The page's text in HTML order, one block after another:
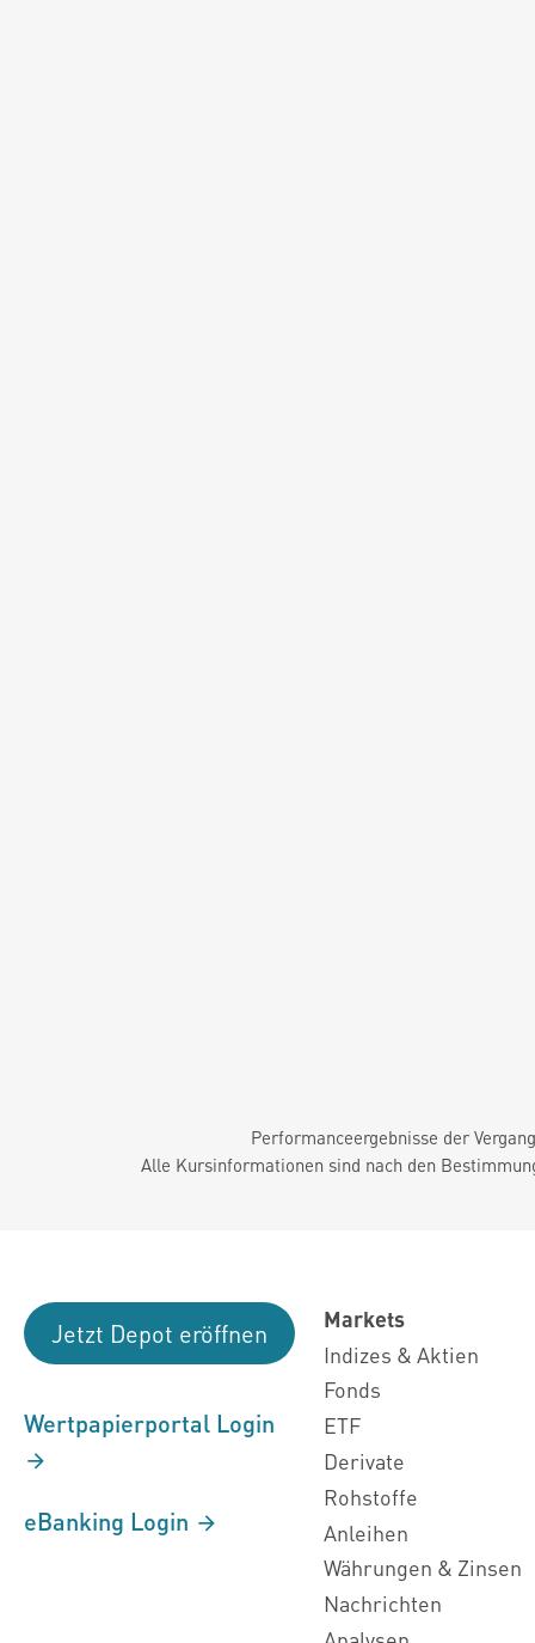
Performanceergebnisse der
Alle Kursinformationen sind nach den
Jetzt Depot eröffnen
Wertpapierportal Login
eBanking Login
Markets
Indizes & Aktien
Fonds
ETF
Derivate
Rohstoffe
Anleihen
Währungen & Zinsen
Nachrichten